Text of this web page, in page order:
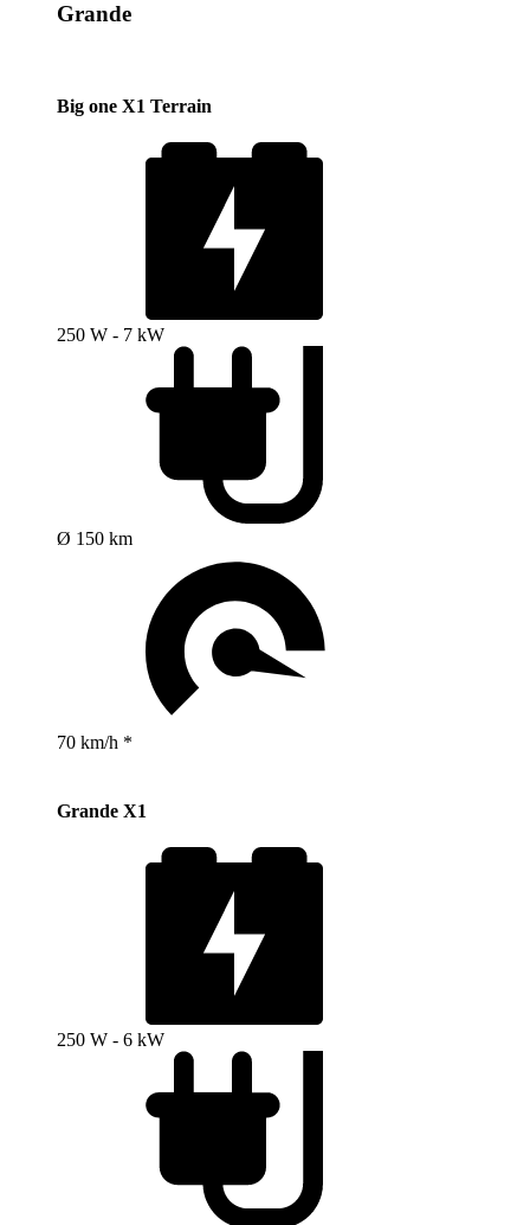
Grande
Big one X1 Terrain
250 W - 7 kW
Ø 150 km
70 km/h *
Grande X1
250 W - 6 kW